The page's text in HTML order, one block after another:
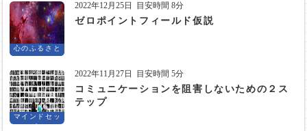
心のふるさと
2022年12月25日 目安時間 8分
ゼロポイントフィールド仮説
マインドセッ
ト
2022年11月27日 目安時間 5分
コミュニケーションを阻害しないための２ス
テップ